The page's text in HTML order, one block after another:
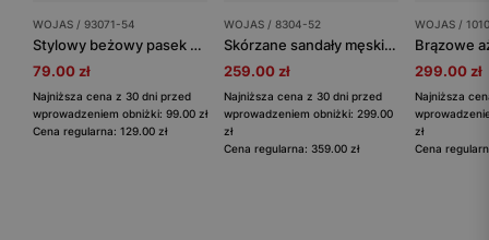
WOJAS / 93071-54
Stylowy beżowy pasek damski ze skóry licowej
79.00 zł
Najniższa cena z 30 dni przed
wprowadzeniem obniżki: 99.00 zł
Cena regularna: 129.00 zł
WOJAS / 8304-52
Skórzane sandały męskie w brązowym wydaniu
259.00 zł
Najniższa cena z 30 dni przed
wprowadzeniem obniżki: 299.00
zł
Cena regularna: 359.00 zł
WOJAS /
299.00 zł
Najniższa
zł
Cena